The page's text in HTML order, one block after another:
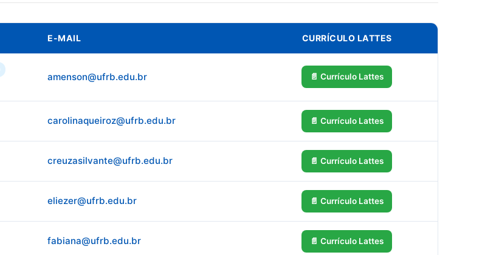
E-MAIL CURRÍCULO LATTES
amenson@ufrb.edu.br 📄 Currículo Lattes
carolinaqueiroz@ufrb.edu.br 📄 Currículo Lattes
creuzasilvante@ufrb.edu.br 📄 Currículo Lattes
eliezer@ufrb.edu.br 📄 Currículo Lattes
fabiana@ufrb.edu.br 📄 Currículo Lattes